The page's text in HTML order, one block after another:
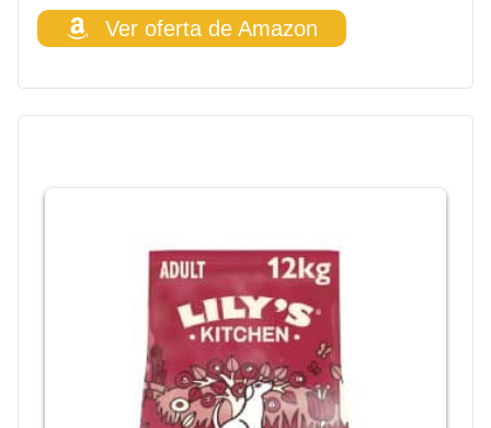
Ver oferta de Amazon